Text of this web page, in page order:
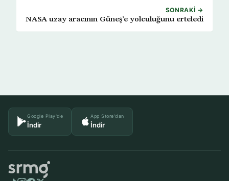
SONRAKI →
NASA uzay aracının Güneş’e yolculuğunu erteledi
Google Play'de
İndir
App Store'dan
İndir